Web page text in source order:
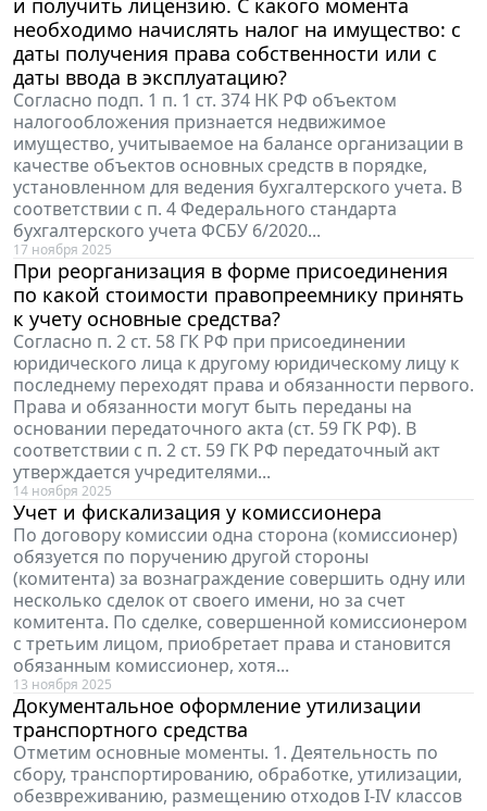
и получить лицензию. С какого момента
необходимо начислять налог на имущество: с
даты получения права собственности или с
даты ввода в эксплуатацию?
Согласно подп. 1 п. 1 ст. 374 НК РФ объектом
налогообложения признается недвижимое
имущество, учитываемое на балансе организации в
качестве объектов основных средств в порядке,
установленном для ведения бухгалтерского учета. В
соответствии с п. 4 Федерального стандарта
бухгалтерского учета ФСБУ 6/2020...
17 ноября 2025
При реорганизация в форме присоединения
по какой стоимости правопреемнику принять
к учету основные средства?
Согласно п. 2 ст. 58 ГК РФ при присоединении
юридического лица к другому юридическому лицу к
последнему переходят права и обязанности первого.
Права и обязанности могут быть переданы на
основании передаточного акта (ст. 59 ГК РФ). В
соответствии с п. 2 ст. 59 ГК РФ передаточный акт
утверждается учредителями...
14 ноября 2025
Учет и фискализация у комиссионера
По договору комиссии одна сторона (комиссионер)
обязуется по поручению другой стороны
(комитента) за вознаграждение совершить одну или
несколько сделок от своего имени, но за счет
комитента. По сделке, совершенной комиссионером
с третьим лицом, приобретает права и становится
обязанным комиссионер, хотя...
13 ноября 2025
Документальное оформление утилизации
транспортного средства
Отметим основные моменты. 1. Деятельность по
сбору, транспортированию, обработке, утилизации,
обезвреживанию, размещению отходов I-IV классов